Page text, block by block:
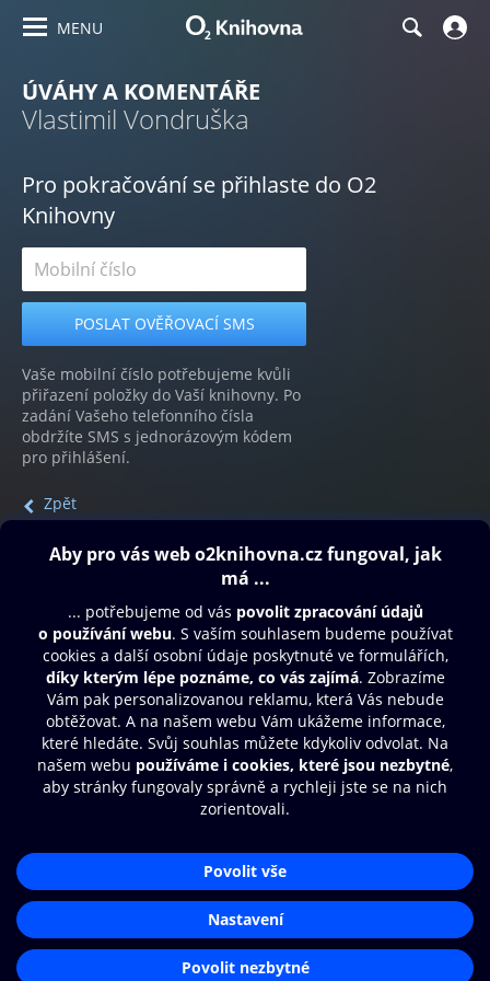
MENU
ÚVÁHY A KOMENTÁŘE
Vlastimil Vondruška
Pro pokračování se přihlaste do O2
Knihovny
Vaše mobilní číslo potřebujeme kvůli
přiřazení položky do Vaší knihovny. Po
zadání Vašeho telefonního čísla
obdržíte SMS s jednorázovým kódem
pro přihlášení.
Zpět
Obsah ke stažení
Moje O2 Knihovna
Další zábava
© O2 Czech Republic a.s.
Přístupnost
Zásady zpracování osobních údajů
Nastavení cookies
Aplikace O2 Knihovna
Čti a poslouchej své e-knihy a
audioknihy rychleji a pohodlněji.